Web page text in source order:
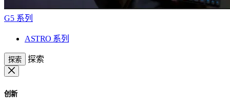
G5 系列
ASTRO 系列
探索 探索
创新